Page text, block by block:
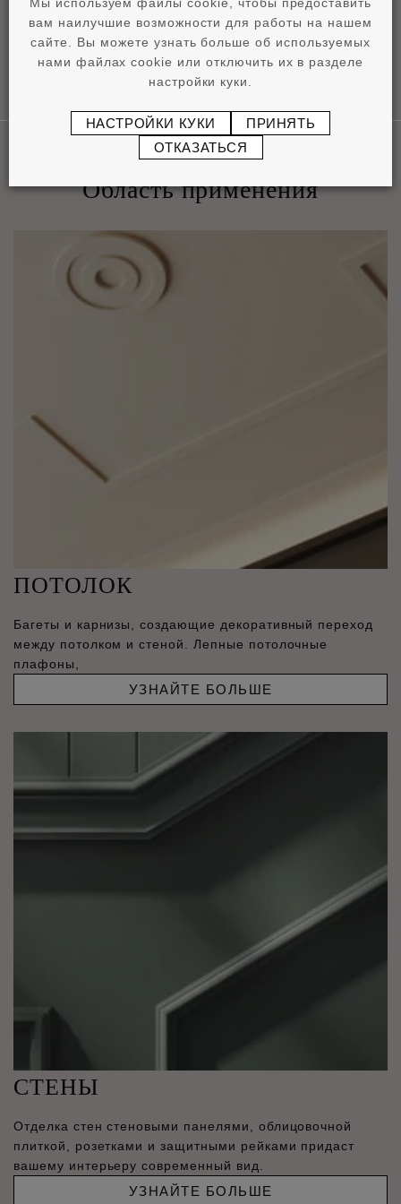
Область применения
ПОТОЛОК
Багеты и карнизы, создающие декоративный переход
между потолком и стеной. Лепные потолочные
плафоны,
УЗНАЙТЕ БОЛЬШЕ
СТЕНЫ
Отделка стен стеновыми панелями, облицовочной
плиткой, розетками и защитными рейками придаст
вашему интерьеру современный вид.
УЗНАЙТЕ БОЛЬШЕ
вам наилучшие возможности для работы на нашем
сайте. Вы можете узнать больше об используемых
нами файлах cookie или отключить их в разделе
настройки куки.
НАСТРОЙКИ КУКИ
ПРИНЯТЬ
ОТКАЗАТЬСЯ